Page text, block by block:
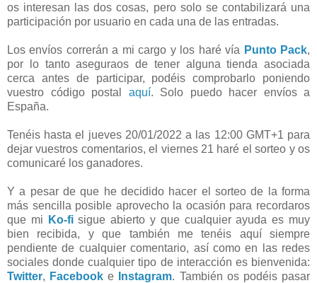
os interesan las dos cosas, pero solo se contabilizará una
participación por usuario en cada una de las entradas.
Los envíos correrán a mi cargo y los haré vía Punto Pack,
por lo tanto aseguraos de tener alguna tienda asociada
cerca antes de participar, podéis comprobarlo poniendo
vuestro código postal aquí. Solo puedo hacer envíos a
España.
Tenéis hasta el jueves 20/01/2022 a las 12:00 GMT+1 para
dejar vuestros comentarios, el viernes 21 haré el sorteo y os
comunicaré los ganadores.
Y a pesar de que he decidido hacer el sorteo de la forma
más sencilla posible aprovecho la ocasión para recordaros
que mi
Ko-fisigue abierto y que cualquier ayuda es muy
bien recibida, y que también me tenéis aquí siempre
pendiente de cualquier comentario, así como en las redes
sociales donde cualquier tipo de interacción es bienvenida:
Twitter, Facebook e Instagram. También os podéis pasar